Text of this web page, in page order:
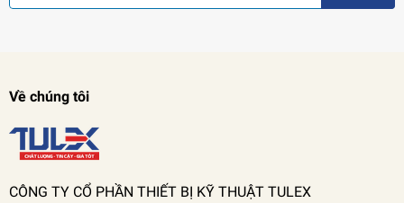
Về chúng tôi
CÔNG TY CỔ PHẦN THIẾT BỊ KỸ THUẬT TULEX